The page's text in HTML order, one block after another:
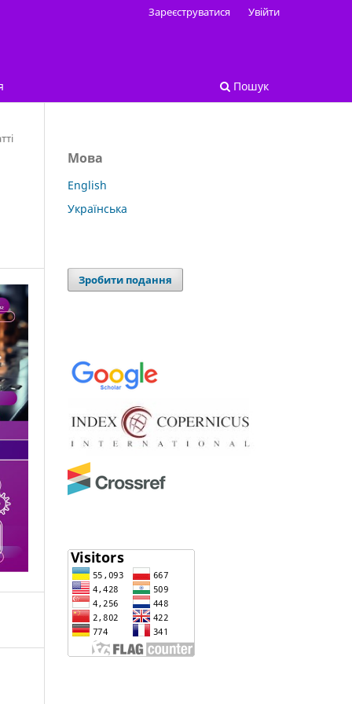
Пошук
Зареєструватися Увійти
Мова
English
Українська
Зробити подання